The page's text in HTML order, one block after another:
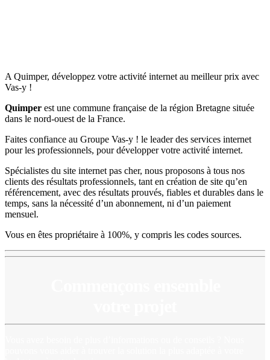
A Quimper, développez votre activité internet au meilleur prix avec
Vas-y !
Quimper est une commune française de la région Bretagne située
dans le nord-ouest de la France.
Faites confiance au Groupe Vas-y ! le leader des services internet
pour les professionnels, pour développer votre activité internet.
Spécialistes du site internet pas cher, nous proposons à tous nos
clients des résultats professionnels, tant en création de site qu’en
référencement, avec des résultats prouvés, fiables et durables dans le
temps, sans la nécessité d’un abonnement, ni d’un paiement
mensuel.
Vous en êtes propriétaire à 100%, y compris les codes sources.